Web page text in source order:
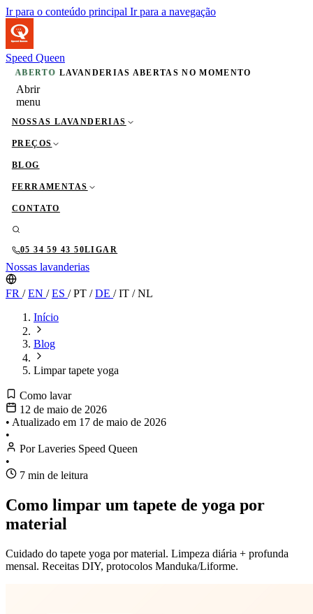
Ir para o conteúdo principal Ir para a navegação
Speed Queen
ABERTO LAVANDERIAS ABERTAS NO MOMENTO
Abrir
menu
NOSSAS LAVANDERIAS
PREÇOS
BLOG
FERRAMENTAS
CONTATO
05 34 59 43 50LIGAR
Nossas lavanderias
FR /EN /ES /PT /DE /IT /NL
Início
Blog
Limpar tapete yoga
Como lavar
12 de maio de 2026
• Atualizado em 17 de maio de 2026
•
Por Laveries Speed Queen
•
7 min de leitura
Como limpar um tapete de yoga por
material
Cuidado do tapete yoga por material. Limpeza diária + profunda
mensal. Receitas DIY, protocolos Manduka/Liforme.